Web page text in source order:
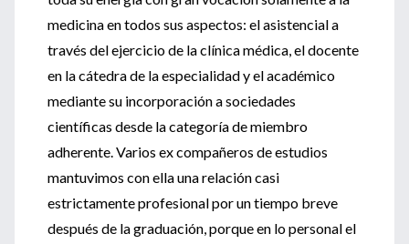
medicina en todos sus aspectos: el asistencial a
través del ejercicio de la clínica médica, el docente
en la cátedra de la especialidad y el académico
mediante su incorporación a sociedades
científicas desde la categoría de miembro
adherente. Varios ex compañeros de estudios
mantuvimos con ella una relación casi
estrictamente profesional por un tiempo breve
después de la graduación, porque en lo personal el